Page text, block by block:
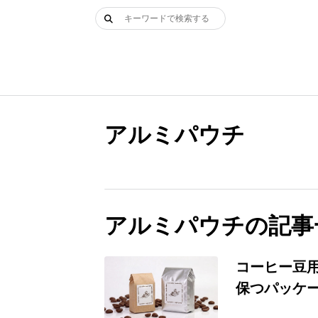
検
アルミパウチ
アルミパウチの記
コーヒー豆
保つパッケ